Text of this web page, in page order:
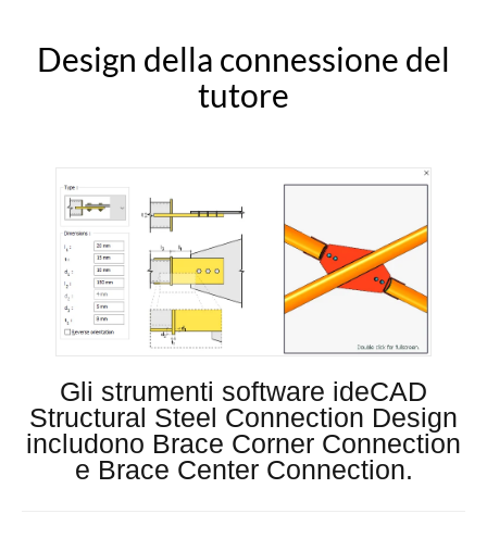
Design della connessione del
tutore
Gli strumenti software ideCAD
Structural Steel Connection Design
includono Brace Corner Connection
e Brace Center Connection.